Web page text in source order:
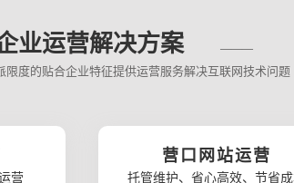
业运营解决方案
限度的贴合企业特征提供运营服务解决互联网技术问题
营
营口网站运营
托管维护、省心高效、节省